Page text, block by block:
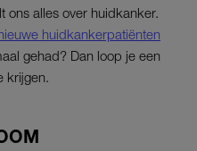
ons alles over huidkanker.
huidkankerpatiënten
gehad? Dan loop je een
krijgen.